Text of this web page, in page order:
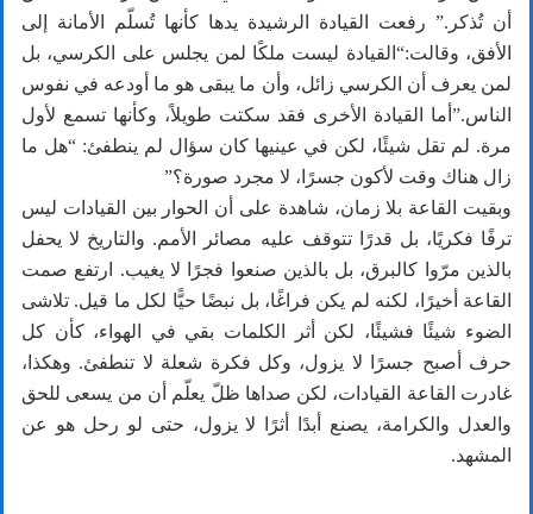
أن تُذكر.” رفعت القيادة الرشيدة يدها كأنها تُسلّم الأمانة إلى
الأفق، وقالت:“القيادة ليست ملكًا لمن يجلس على الكرسي، بل
لمن يعرف أن الكرسي زائل، وأن ما يبقى هو ما أودعه في نفوس
الناس.”أما القيادة الأخرى فقد سكتت طويلاً، وكأنها تسمع لأول
مرة. لم تقل شيئًا، لكن في عينيها كان سؤال لم ينطفئ: “هل ما
زال هناك وقت لأكون جسرًا، لا مجرد صورة؟”
وبقيت القاعة بلا زمان، شاهدة على أن الحوار بين القيادات ليس
ترفًا فكريًا، بل قدرًا تتوقف عليه مصائر الأمم. والتاريخ لا يحفل
بالذين مرّوا كالبرق، بل بالذين صنعوا فجرًا لا يغيب. ارتفع صمت
القاعة أخيرًا، لكنه لم يكن فراغًا، بل نبضًا حيًّا لكل ما قيل. تلاشى
الضوء شيئًا فشيئًا، لكن أثر الكلمات بقي في الهواء، كأن كل
حرف أصبح جسرًا لا يزول، وكل فكرة شعلة لا تنطفئ. وهكذا،
غادرت القاعة القيادات، لكن صداها ظلّ يعلّم أن من يسعى للحق
والعدل والكرامة، يصنع أبدًا أثرًا لا يزول، حتى لو رحل هو عن
المشهد.